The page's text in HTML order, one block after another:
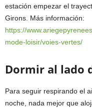
estación empezar el
Girons. Más información:
https://
mode-loisir/voies-vertes/
Dormir al lado
Para seguir respirando el
noche, nada mejor que